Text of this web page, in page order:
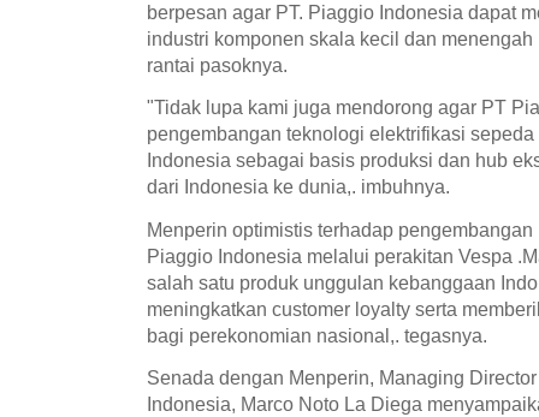
berpesan agar PT. Piaggio Indonesia dapat
industri komponen skala kecil dan
rantai pasoknya.
"Tidak lupa kami juga mendorong agar PT
pengembangan teknologi elektrifikasi
Indonesia sebagai basis produksi dan hub
dari Indonesia ke dunia,. imbuhnya.
Menperin optimistis terhadap
Piaggio Indonesia melalui perakitan Vespa
salah satu produk unggulan kebanggaan
meningkatkan customer loyalty serta
bagi perekonomian nasional,. tegasnya.
Senada dengan Menperin, Managing
Indonesia, Marco Noto La Diega